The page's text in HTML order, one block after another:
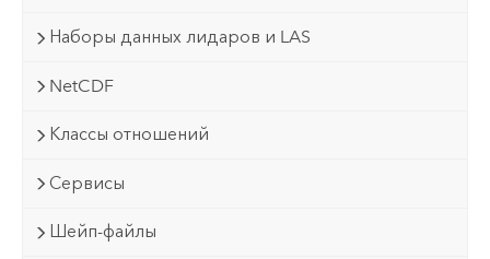
Наборы данных лидаров и LAS
NetCDF
Классы отношений
Сервисы
Шейп-файлы